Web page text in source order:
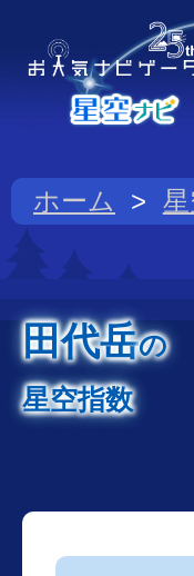
ホーム
田代岳の
星空指数